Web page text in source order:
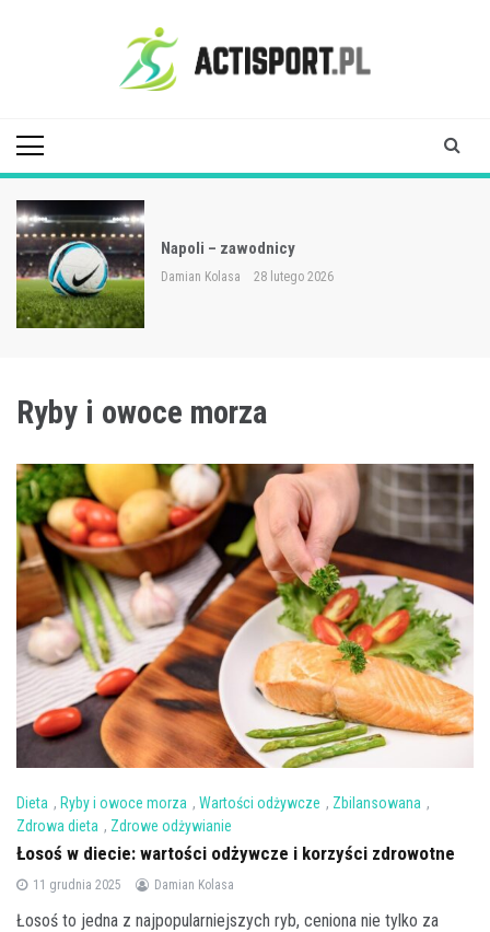
Napoli – zawodnicy
Damian Kolasa 28 lutego 2026
Ryby i owoce morza
Dieta , Ryby i owoce morza , Wartości odżywcze , Zbilansowana ,
Zdrowa dieta , Zdrowe odżywianie
Łosoś w diecie: wartości odżywcze i korzyści zdrowotne
11 grudnia 2025 Damian Kolasa
Łosoś to jedna z najpopularniejszych ryb, ceniona nie tylko za